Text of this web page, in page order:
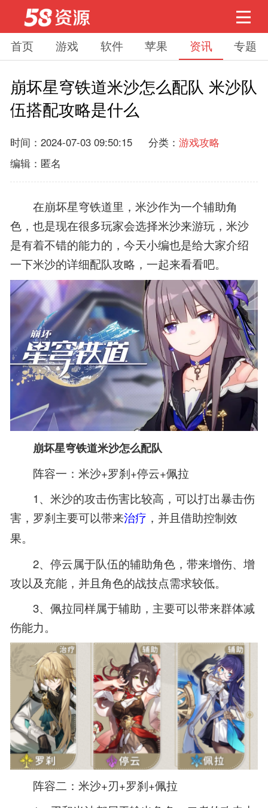
首页 游戏 软件 苹果 资讯 专题
崩坏星穹铁道米沙怎么配队 米沙队
伍搭配攻略是什么
时间：2024-07-03 09:50:15 分类：游戏攻略
编辑：匿名
在崩坏星穹铁道里，米沙作为一个辅助角
色，也是现在很多玩家会选择米沙来游玩，米沙
是有着不错的能力的，今天小编也是给大家介绍
一下米沙的详细配队攻略，一起来看看吧。
崩坏星穹铁道米沙怎么配队
阵容一：米沙+罗刹+停云+佩拉
1、米沙的攻击伤害比较高，可以打出暴击伤
害，罗刹主要可以带来治疗 ，并且借助控制效
果。
2、停云属于队伍的辅助角色，带来增伤、增
攻以及充能，并且角色的战技点需求较低。
3、佩拉同样属于辅助，主要可以带来群体减
伤能力。
阵容二：米沙+刃+罗刹+佩拉